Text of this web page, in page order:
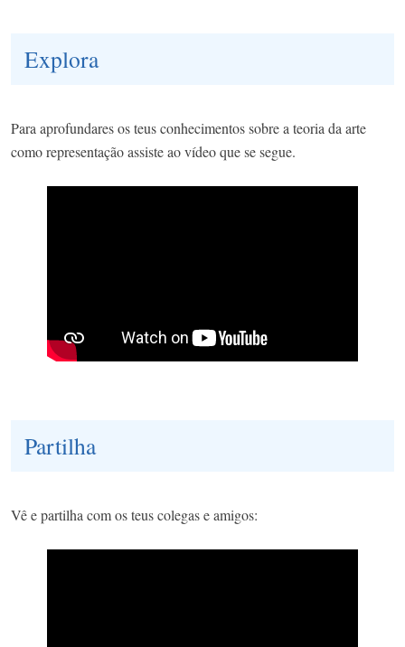
Explora
Para aprofundares os teus conhecimentos sobre a teoria da arte
como representação assiste ao vídeo que se segue.
Partilha
Vê e partilha com os teus colegas e amigos: